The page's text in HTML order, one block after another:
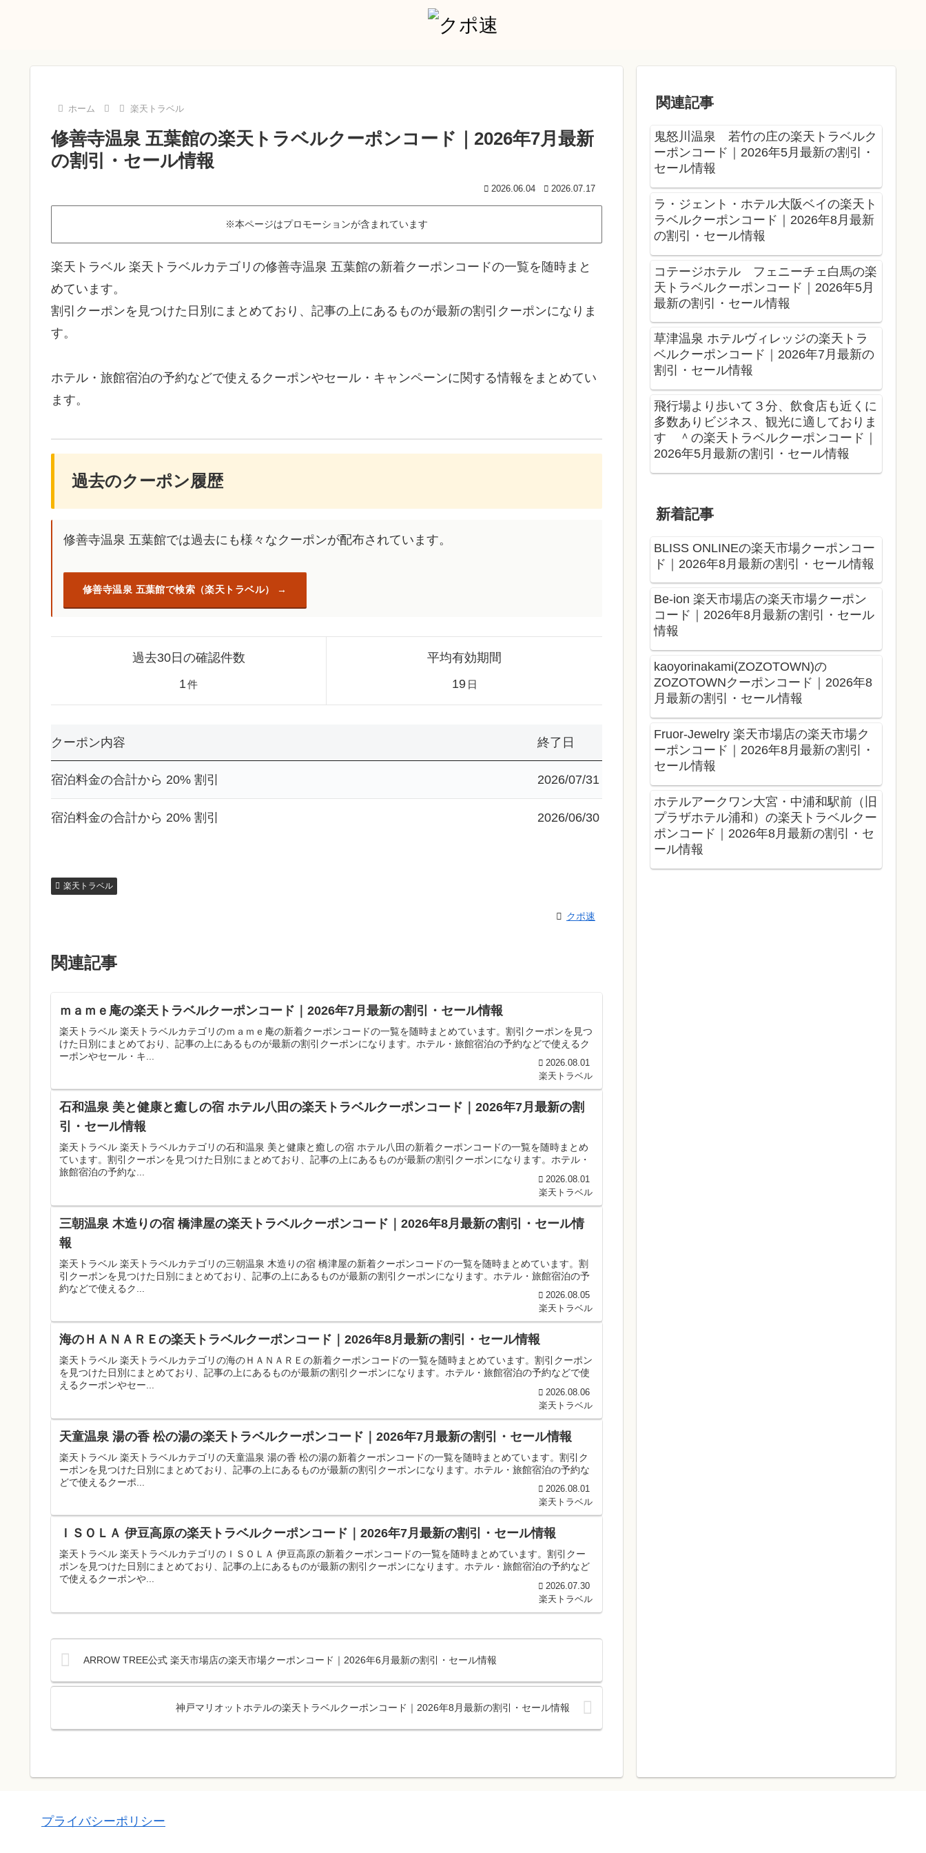
ホーム 楽天トラベル
修善寺温泉 五葉館の楽天トラベルクーポンコード｜2026年7月最新
の割引・セール情報
2026.06.04 2026.07.17
※本ページはプロモーションが含まれています
楽天トラベル 楽天トラベルカテゴリの修善寺温泉 五葉館の新着クーポンコードの一覧を随時まと
めています。
割引クーポンを見つけた日別にまとめており、記事の上にあるものが最新の割引クーポンになりま
す。
ホテル・旅館宿泊の予約などで使えるクーポンやセール・キャンペーンに関する情報をまとめてい
ます。
過去のクーポン履歴
修善寺温泉 五葉館では過去にも様々なクーポンが配布されています。
修善寺温泉 五葉館で検索（楽天トラベル）
過去30日の確認件数
1件
平均有効期間
19 日
クーポン内容 終了日
宿泊料金の合計から 20% 割引 2026/07/31
宿泊料金の合計から 20% 割引 2026/06/30
楽天トラベル
クポ速
関連記事
ｍａｍｅ庵の楽天トラベルクーポンコード｜2026年7月最新の割引・セール情報
楽天トラベル 楽天トラベルカテゴリのｍａｍｅ庵の新着クーポンコードの一覧を随時まとめています。割引クーポンを見つ
けた日別にまとめており、記事の上にあるものが最新の割引クーポンになります。ホテル・旅館宿泊の予約などで使えるク
ーポンやセール・キ...
2026.08.01
楽天トラベル
石和温泉 美と健康と癒しの宿 ホテル八田の楽天トラベルクーポンコード｜2026年7月最新の割
引・セール情報
楽天トラベル 楽天トラベルカテゴリの石和温泉 美と健康と癒しの宿 ホテル八田の新着クーポンコードの一覧を随時まとめ
ています。割引クーポンを見つけた日別にまとめており、記事の上にあるものが最新の割引クーポンになります。ホテル・
旅館宿泊の予約な...
2026.08.01
楽天トラベル
三朝温泉 木造りの宿 橋津屋の楽天トラベルクーポンコード｜2026年8月最新の割引・セール情
報
楽天トラベル 楽天トラベルカテゴリの三朝温泉 木造りの宿 橋津屋の新着クーポンコードの一覧を随時まとめています。割
引クーポンを見つけた日別にまとめており、記事の上にあるものが最新の割引クーポンになります。ホテル・旅館宿泊の予
約などで使えるク...
2026.08.05
楽天トラベル
海のＨＡＮＡＲＥの楽天トラベルクーポンコード｜2026年8月最新の割引・セール情報
楽天トラベル 楽天トラベルカテゴリの海のＨＡＮＡＲＥの新着クーポンコードの一覧を随時まとめています。割引クーポン
を見つけた日別にまとめており、記事の上にあるものが最新の割引クーポンになります。ホテル・旅館宿泊の予約などで使
えるクーポンやセー...
2026.08.06
楽天トラベル
天童温泉 湯の香 松の湯の楽天トラベルクーポンコード｜2026年7月最新の割引・セール情報
楽天トラベル 楽天トラベルカテゴリの天童温泉 湯の香 松の湯の新着クーポンコードの一覧を随時まとめています。割引ク
ーポンを見つけた日別にまとめており、記事の上にあるものが最新の割引クーポンになります。ホテル・旅館宿泊の予約な
どで使えるクーポ...
2026.08.01
楽天トラベル
ＩＳＯＬＡ 伊豆高原の楽天トラベルクーポンコード｜2026年7月最新の割引・セール情報
楽天トラベル 楽天トラベルカテゴリのＩＳＯＬＡ 伊豆高原の新着クーポンコードの一覧を随時まとめています。割引クー
ポンを見つけた日別にまとめており、記事の上にあるものが最新の割引クーポンになります。ホテル・旅館宿泊の予約など
で使えるクーポンや...
2026.07.30
楽天トラベル
ARROW TREE公式 楽天市場店の楽天市場クーポンコード｜2026年6月最新の割引・セール情報
神戸マリオットホテルの楽天トラベルクーポンコード｜2026年8月最新の割引・セール情報
関連記事
鬼怒川温泉 若竹の庄の楽天トラベルク
ーポンコード｜2026年5月最新の割引・
セール情報
ラ・ジェント・ホテル大阪ベイの楽天ト
ラベルクーポンコード｜2026年8月最新
の割引・セール情報
コテージホテル フェニーチェ白馬の楽
天トラベルクーポンコード｜2026年5月
最新の割引・セール情報
草津温泉 ホテルヴィレッジの楽天トラ
ベルクーポンコード｜2026年7月最新の
割引・セール情報
飛行場より歩いて３分、飲食店も近くに
多数ありビジネス、観光に適しておりま
す ＾の楽天トラベルクーポンコード｜
2026年5月最新の割引・セール情報
新着記事
BLISS ONLINEの楽天市場クーポンコー
ド｜2026年8月最新の割引・セール情報
Be-ion 楽天市場店の楽天市場クーポン
コード｜2026年8月最新の割引・セール
情報
kaoyorinakami(ZOZOTOWN)の
ZOZOTOWNクーポンコード｜2026年8
月最新の割引・セール情報
Fruor-Jewelry 楽天市場店の楽天市場ク
ーポンコード｜2026年8月最新の割引・
セール情報
ホテルアークワン大宮・中浦和駅前（旧
プラザホテル浦和）の楽天トラベルクー
ポンコード｜2026年8月最新の割引・セ
ール情報
プライバシーポリシー